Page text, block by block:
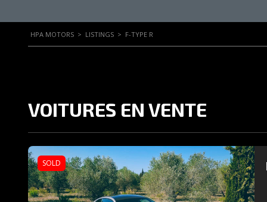
HPA MOTORS > LISTINGS > F-TYPE R
VOITURES EN VENTE
SOLD